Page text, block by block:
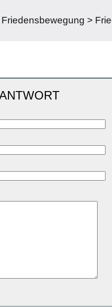
Friedensbewegung >